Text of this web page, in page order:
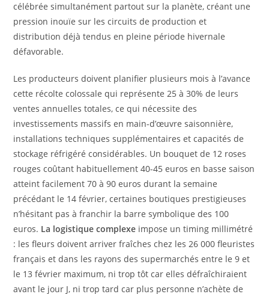
célébrée simultanément partout sur la planète, créant une
pression inouïe sur les circuits de production et
distribution déjà tendus en pleine période hivernale
défavorable.
Les producteurs doivent planifier plusieurs mois à l’avance
cette récolte colossale qui représente 25 à 30% de leurs
ventes annuelles totales, ce qui nécessite des
investissements massifs en main-d’œuvre saisonnière,
installations techniques supplémentaires et capacités de
stockage réfrigéré considérables. Un bouquet de 12 roses
rouges coûtant habituellement 40-45 euros en basse saison
atteint facilement 70 à 90 euros durant la semaine
précédant le 14 février, certaines boutiques prestigieuses
n’hésitant pas à franchir la barre symbolique des 100
euros. La logistique complexe impose un timing millimétré
: les fleurs doivent arriver fraîches chez les 26 000 fleuristes
français et dans les rayons des supermarchés entre le 9 et
le 13 février maximum, ni trop tôt car elles défraîchiraient
avant le jour J, ni trop tard car plus personne n’achète de